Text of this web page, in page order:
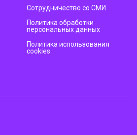
Сотрудничество со СМИ
Политика обработки
персональных данных
Политика использования
cookies